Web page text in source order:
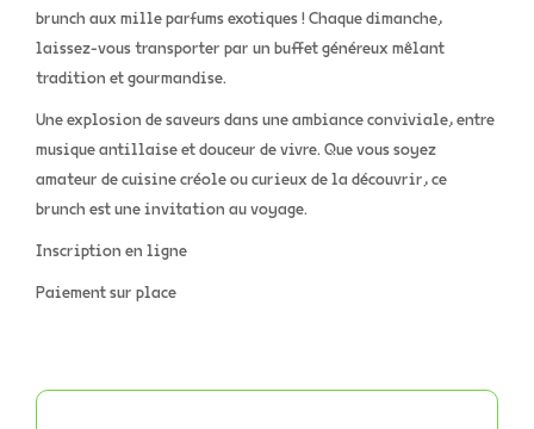
brunch aux mille parfums exotiques ! Chaque dimanche,
laissez-vous transporter par un buffet généreux mêlant
tradition et gourmandise.
Une explosion de saveurs dans une ambiance conviviale, entre
musique antillaise et douceur de vivre. Que vous soyez
amateur de cuisine créole ou curieux de la découvrir, ce
brunch est une invitation au voyage.
Inscription en ligne
Paiement sur place